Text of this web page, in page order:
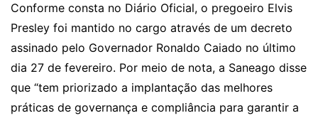
Conforme consta no Diário Oficial, o pregoeiro Elvis
Presley foi mantido no cargo através de um decreto
assinado pelo Governador Ronaldo Caiado no último
dia 27 de fevereiro. Por meio de nota, a Saneago disse
que “tem priorizado a implantação das melhores
práticas de governança e compliância para garantir a